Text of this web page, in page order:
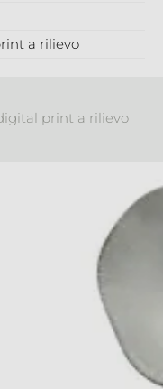
print a rilievo
a rilievo